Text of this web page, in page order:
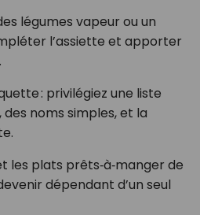
légumes vapeur ou un
l’assiette et apporter
: privilégiez une liste
noms simples, et la
les plats prêts‑à‑manger de
dépendant d’un seul